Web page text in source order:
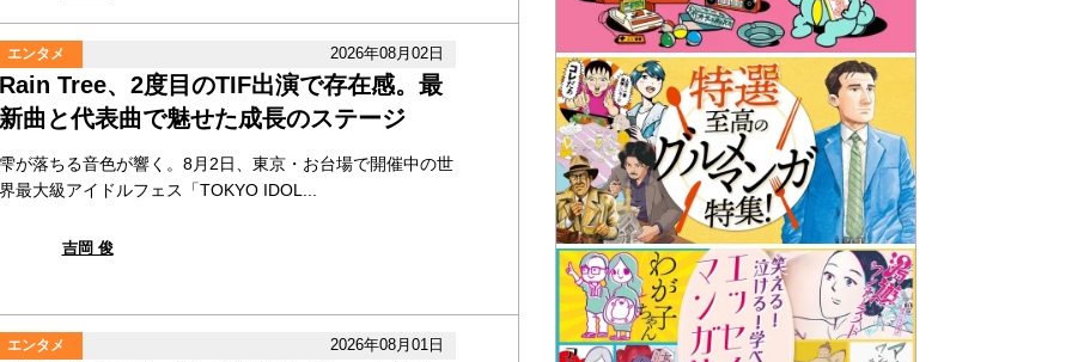
エンタメ 2026年08月02日
Tree、2度目のTIF出演で存在感。最
曲と代表曲で魅せた成長のステージ
が落ちる音色が響く。8月2日、東京・お台場で開催中の世
最大級アイドルフェス「TOKYO IDOL...
吉岡 俊
エンタメ 2026年08月01日